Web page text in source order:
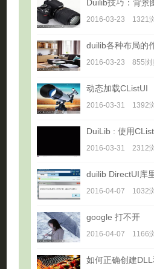
Duilib技巧：背景
2016-03-23 1321
2016-03-23 855
动态加载CListUI
2016-03-31 1392
DuiLib : 使用
2016-03-31 2312
2016-04-07 1032
google 打不开
2016-04-07 1166
如何正确创建DLL